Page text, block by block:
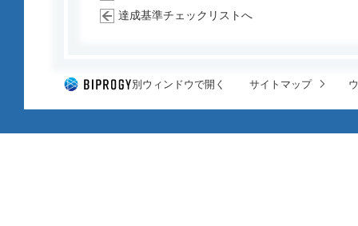
達成基準チェックリストへ
別ウィンドウで開く サイトマップ